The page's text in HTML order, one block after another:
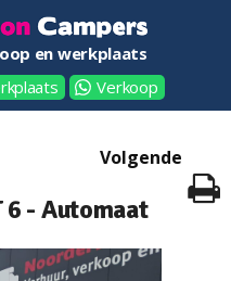
en werkplaats
Verkoop
- Automaat